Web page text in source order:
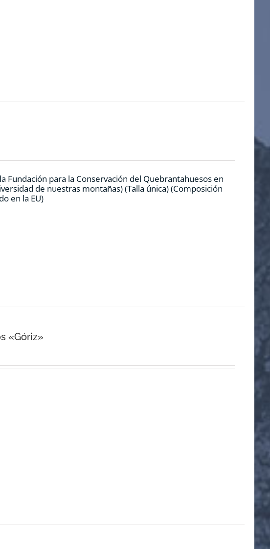
Fundación para la Conservación del Quebrantahuesos en
de nuestras montañas) (Talla única) (Composición
en la EU)
«Góriz»